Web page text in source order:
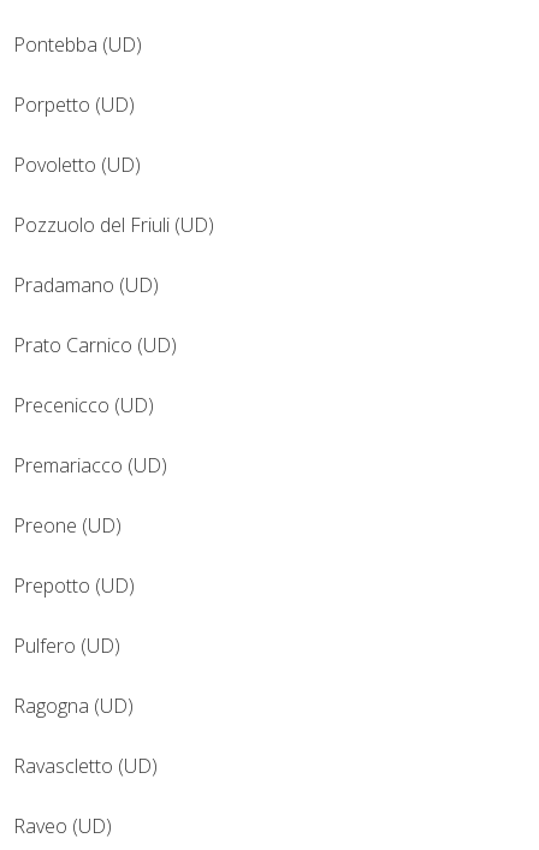
Pontebba (UD)
Porpetto (UD)
Povoletto (UD)
Pozzuolo del Friuli (UD)
Pradamano (UD)
Prato Carnico (UD)
Precenicco (UD)
Premariacco (UD)
Preone (UD)
Prepotto (UD)
Pulfero (UD)
Ragogna (UD)
Ravascletto (UD)
Raveo (UD)